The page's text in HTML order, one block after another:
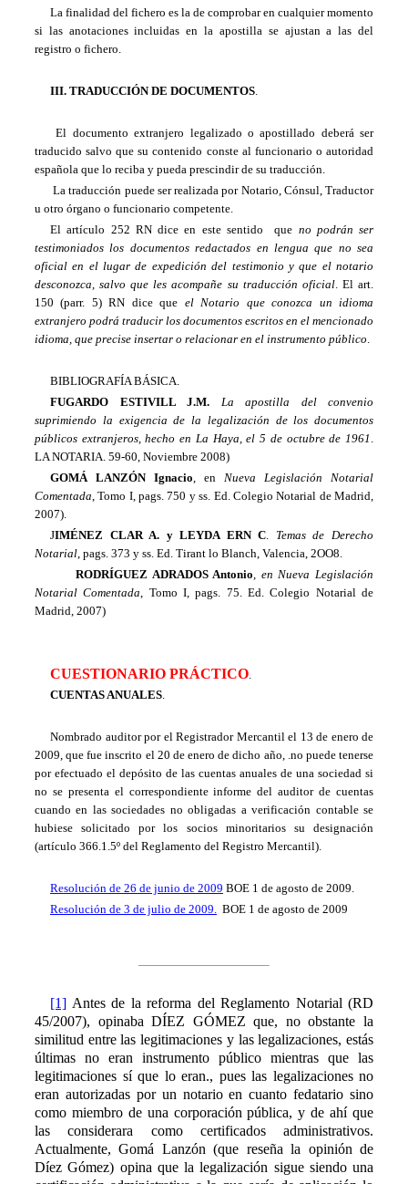
La finalidad del fichero es la de comprobar en cualquier momento
si las anotaciones incluidas en la apostilla se ajustan a las del
registro o fichero.
III. TRADUCCIÓN DE DOCUMENTOS.
El documento extranjero legalizado o apostillado deberá ser
traducido salvo que su contenido conste al funcionario o autoridad
española que lo reciba y pueda prescindir de su traducción.
La traducción puede ser realizada por Notario, Cónsul, Traductor
u otro órgano o funcionario competente.
El artículo 252 RN dice en este sentido que no podrán ser
testimoniados los documentos redactados en lengua que no sea
oficial en el lugar de expedición del testimonio y que el notario
desconozca, salvo que les acompañe su traducción oficial. El art.
150 (parr. 5) RN dice que el Notario que conozca un idioma
extranjero podrá traducir los documentos escritos en el mencionado
idioma, que precise insertar o relacionar en el instrumento público.
BIBLIOGRAFÍA BÁSICA.
FUGARDO ESTIVILL J.M.
La apostilla del convenio
suprimiendo la exigencia de la legalización de los documentos
públicos extranjeros, hecho en La Haya, el 5 de octubre de 1961 .
LA NOTARIA. 59-60, Noviembre 2008)
GOMÁ LANZÓN Ignacio, en Nueva Legislación Notarial
Comentada, Tomo I, pags. 750 y ss. Ed. Colegio Notarial de Madrid,
2007).
JIMÉNEZ CLAR A. y LEYDA ERN C. Temas de Derecho
Notarial, pags. 373 y ss. Ed. Tirant lo Blanch, Valencia, 2OO8.
RODRÍGUEZ ADRADOS Antonio, en Nueva Legislación
Notarial Comentada, Tomo I, pags. 75. Ed. Colegio Notarial de
Madrid, 2007)
CUESTIONARIO PRÁCTICO.
CUENTAS ANUALES.
Nombrado auditor por el Registrador Mercantil el 13 de enero de
2009, que fue inscrito el 20 de enero de dicho año, .no puede tenerse
por efectuado el depósito de las cuentas anuales de una sociedad si
no se presenta el correspondiente informe del auditor de cuentas
cuando en las sociedades no obligadas a verificación contable se
hubiese solicitado por los socios minoritarios su designación
(artículo 366.1.5º del Reglamento del Registro Mercantil).
Resolución de 26 de junio de 2009 BOE 1 de agosto de 2009.
Resolución de 3 de julio de 2009. BOE 1 de agosto de 2009
[1] Antes de la reforma del Reglamento Notarial (RD
45/2007), opinaba DÍEZ GÓMEZ que, no obstante la
similitud entre las legitimaciones y las legalizaciones, estás
últimas no eran instrumento público mientras que las
legitimaciones sí que lo eran., pues las legalizaciones no
eran autorizadas por un notario en cuanto fedatario sino
como miembro de una corporación pública, y de ahí que
las considerara como certificados administrativos.
Actualmente, Gomá Lanzón (que reseña la opinión de
Díez Gómez) opina que la legalización sigue siendo una